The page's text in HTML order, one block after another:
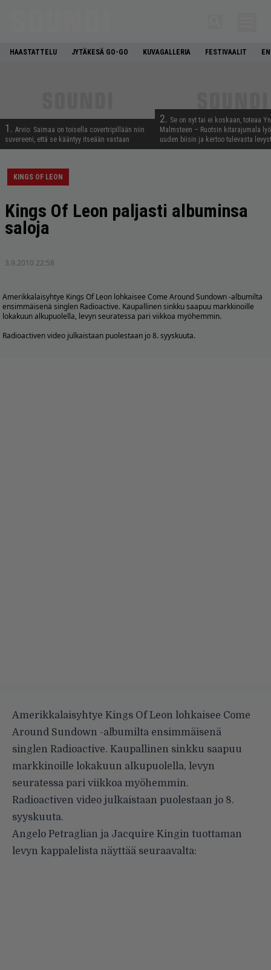
HAASTATTELU JYTÄKESÄ GO-GO KUVAGALLERIA FESTIVAALIT
1. Arvio: Saimaa on toisella covertripillään niin
suvereeni, että se kääntyy itseään vastaan
2. Se on nyt tai ei koskaan, toteaa
Malmsteen – Ruotsin kitarajumala
uuden biisin ja kertoo tulevasta
KINGS OF LEON
Kings Of Leon paljasti albuminsa
saloja
3.9.2010 22:58
Amerikkalaisyhtye Kings Of Leon lohkaisee Come Around Sundown -albumilta
ensimmäisenä singlen Radioactive. Kaupallinen sinkku saapuu markkinoille
lokakuun alkupuolella, levyn seuratessa pari viikkoa myöhemmin.
Radioactiven video julkaistaan puolestaan jo 8. syyskuuta.
Amerikkalaisyhtye Kings Of Leon lohkaisee Come
Around Sundown -albumilta ensimmäisenä
singlen Radioactive. Kaupallinen sinkku saapuu
markkinoille lokakuun alkupuolella, levyn
seuratessa pari viikkoa myöhemmin.
Radioactiven video julkaistaan puolestaan jo 8.
syyskuuta.
Angelo Petraglian ja Jacquire Kingin tuottaman
levyn kappalelista näyttää seuraavalta: